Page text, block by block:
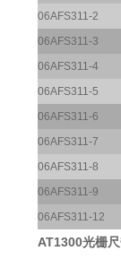
06AFS311-2
06AFS311-3
06AFS311-4
06AFS311-5
06AFS311-6
06AFS311-7
06AFS311-8
06AFS311-9
06AFS311-12
AT1300光栅尺